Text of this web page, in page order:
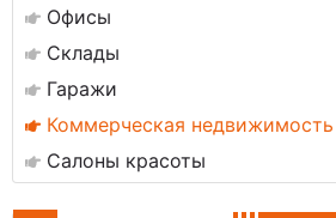
Офисы
Склады
Гаражи
Коммерческая недвижимость
Салоны красоты